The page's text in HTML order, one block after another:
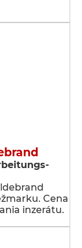
Cena
inzerátu.